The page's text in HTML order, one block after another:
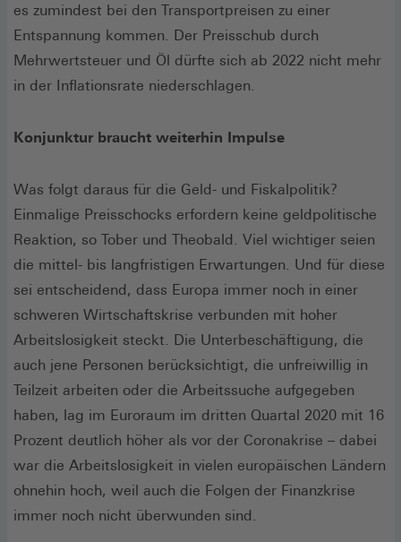
es zumindest bei den Transportpreisen zu einer
Entspannung kommen. Der Preisschub durch
Mehrwertsteuer und Öl dürfte sich ab 2022 nicht mehr
in der Inflationsrate niederschlagen.
Konjunktur braucht weiterhin Impulse
Was folgt daraus für die Geld- und Fiskalpolitik?
Einmalige Preisschocks erfordern keine geldpolitische
Reaktion, so Tober und Theobald. Viel wichtiger seien
die mittel- bis langfristigen Erwartungen. Und für diese
sei entscheidend, dass Europa immer noch in einer
schweren Wirtschaftskrise verbunden mit hoher
Arbeitslosigkeit steckt. Die Unterbeschäftigung, die
auch jene Personen berücksichtigt, die unfreiwillig in
Teilzeit arbeiten oder die Arbeitssuche aufgegeben
haben, lag im Euroraum im dritten Quartal 2020 mit 16
Prozent deutlich höher als vor der Coronakrise – dabei
war die Arbeitslosigkeit in vielen europäischen Ländern
ohnehin hoch, weil auch die Folgen der Finanzkrise
immer noch nicht überwunden sind.